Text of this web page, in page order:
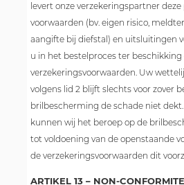
levert onze verzekeringspartner
voorwaarden (bv. eigen risico,
aangifte bij diefstal) en uitsluitingen
u in het bestelproces ter beschikking
verzekeringsvoorwaarden. Uw
volgens lid 2 blijft slechts voor zover
brilbescherming de schade niet
kunnen wij het beroep op de
tot voldoening van de openstaande
de verzekeringsvoorwaarden dit
ARTIKEL 13 – NON-